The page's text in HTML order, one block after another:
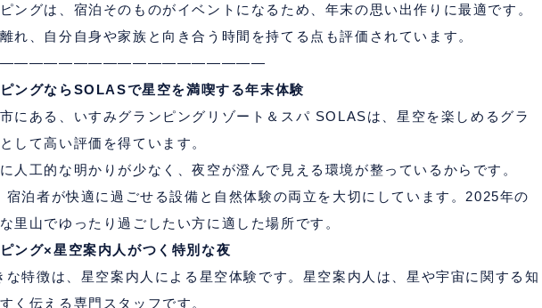
グは、宿泊そのものがイベントになるため、年末の思い出作りに最適です。
れ、自分自身や家族と向き合う時間を持てる点も評価されています。
ングならSOLASで星空を満喫する年末体験
にある、いすみグランピングリゾート＆スパ SOLASは、星空を楽しめるグラ
して高い評価を得ています。
人工的な明かりが少なく、夜空が澄んで見える環境が整っているからです。
宿泊者が快適に過ごせる設備と自然体験の両立を大切にしています。 2025年の
里山でゆったり過ごしたい方に適した場所です。
ング×星空案内人がつく特別な夜
な特徴は、星空案内人による星空体験です。星空案内人は、星や宇宙に関する知
く伝える専門スタッフです。